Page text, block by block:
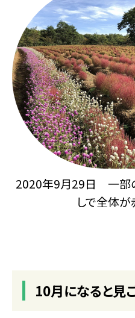
2020年9月29日 一部
しで全体が
10月になると見